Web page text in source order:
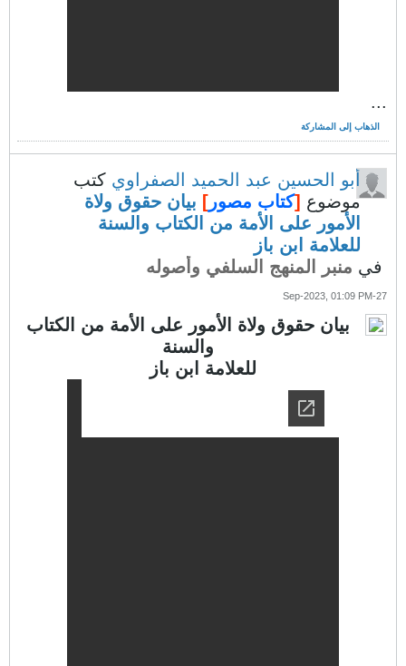
...
الذهاب إلى المشاركة
أبو الحسين عبد الحميد الصفراوي كتب
موضوع [كتاب مصور ] بيان حقوق ولاة
الأمور على الأمة من الكتاب والسنة
للعلامة ابن باز
في منبر المنهج السلفي وأصوله
27-Sep-2023, 01:09 PM
بيان حقوق ولاة الأمور على الأمة من الكتاب
والسنة
للعلامة ابن باز